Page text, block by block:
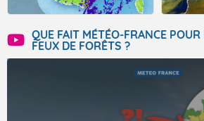
QUE FAIT MÉTÉO-FRANCE
FEUX DE FORÊTS ?